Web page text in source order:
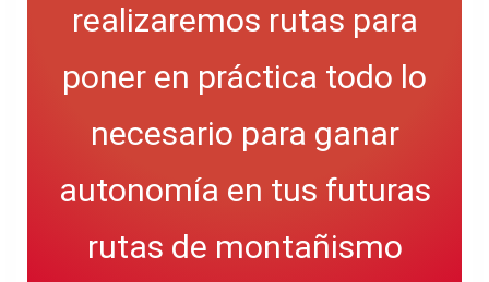
realizaremos rutas para
poner en práctica todo lo
necesario para ganar
autonomía en tus futuras
rutas de montañismo